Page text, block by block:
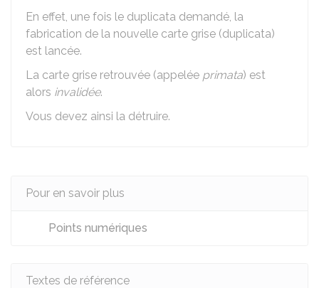
En effet, une fois le duplicata demandé, la
fabrication de la nouvelle carte grise (duplicata)
est lancée.
La carte grise retrouvée (appelée primata) est
alors invalidée.
Vous devez ainsi la détruire.
Pour en savoir plus
Points numériques
Textes de référence